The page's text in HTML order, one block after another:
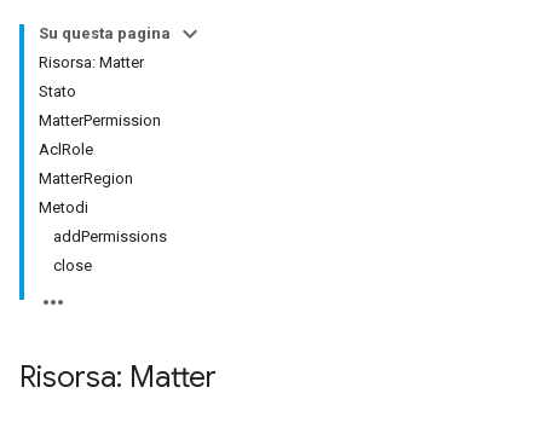
Su questa pagina
Risorsa: Matter
Stato
MatterPermission
AclRole
MatterRegion
Metodi
addPermissions
close
Risorsa: Matter